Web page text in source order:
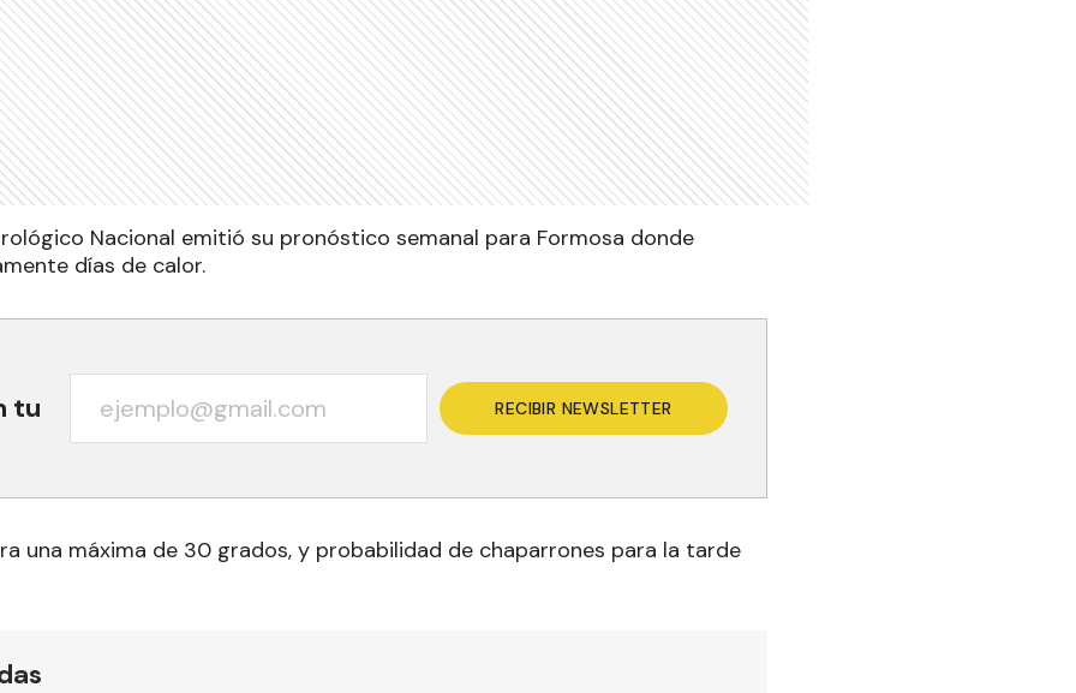
Nacional emitió su pronóstico semanal para Formosa donde
días de calor.
tu RECIBIR NEWSLETTER
una máxima de 30 grados, y probabilidad de chaparrones para la tarde